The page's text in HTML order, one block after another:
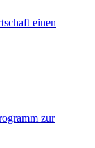
einen
zur